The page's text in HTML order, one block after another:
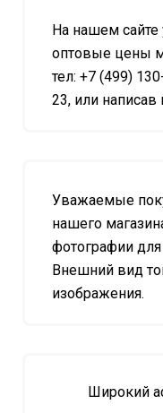
На нашем
оптовые цены
тел: +7 (499)
23, или написав
Уважаемые
нашего
фотографии
Внешний вид
изображения.
Широкий